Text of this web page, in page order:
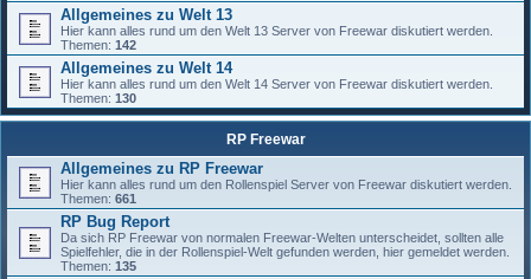
Allgemeines zu Welt 13
Hier kann alles rund um den Welt 13 Server von Freewar diskutiert werden.
Themen: 142
Allgemeines zu Welt 14
Hier kann alles rund um den Welt 14 Server von Freewar diskutiert werden.
Themen: 130
RP Freewar
Allgemeines zu RP Freewar
Hier kann alles rund um den Rollenspiel Server von Freewar diskutiert werden.
Themen: 661
RP Bug Report
Da sich RP Freewar von normalen Freewar-Welten unterscheidet, sollten alle
Spielfehler, die in der Rollenspiel-Welt gefunden werden, hier gemeldet werden.
Themen: 135